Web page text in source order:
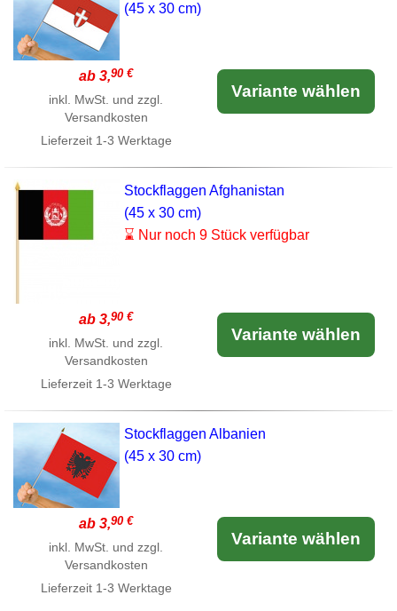
(45 x 30 cm)
ab 3,90 €
inkl. MwSt. und zzgl.
Versandkosten
Lieferzeit 1-3 Werktage
Variante wählen
Stockflaggen Afghanistan
(45 x 30 cm)
⌛ Nur noch 9 Stück verfügbar
ab 3,90 €
inkl. MwSt. und zzgl.
Versandkosten
Lieferzeit 1-3 Werktage
Variante wählen
Stockflaggen Albanien
(45 x 30 cm)
ab 3,90 €
inkl. MwSt. und zzgl.
Versandkosten
Lieferzeit 1-3 Werktage
Variante wählen